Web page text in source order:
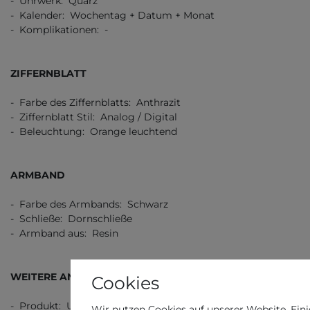
- Kalender: Wochentag + Datum + Monat
- Komplikationen: -
ZIFFERNBLATT
- Farbe des Ziffernblatts: Anthrazit
- Ziffernblatt Stil: Analog / Digital
- Beleuchtung: Orange leuchtend
ARMBAND
- Farbe des Armbands: Schwarz
- Schließe: Dornschließe
- Armband aus: Resin
WEITERE ANGABEN
- Produkt: Uhr
Cookies